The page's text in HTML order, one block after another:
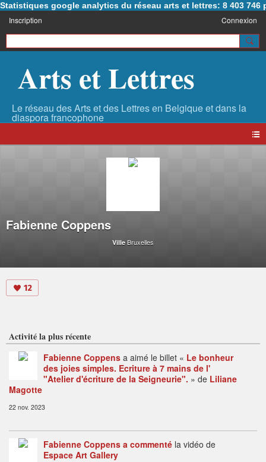
Statistiques google analytics du réseau arts et lettres: 8 403 746
Inscription Connexion
Arts et Lettres
Fabienne Coppens
Ville Bruxelles
12
Activité la plus récente
Fabienne Coppens a aimé le billet « Le bonheur
des joies simples. Ecriture à 7 mains de l'
"Atelier d'écriture de la Seigneurie". » de Liliane
Magotte
22 nov. 2023
Fabienne Coppens a commenté la vidéo de
Espace Art Gallery